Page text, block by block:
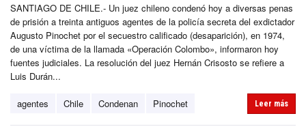
SANTIAGO DE CHILE.- Un juez chileno condenó hoy a diversas penas
de prisión a treinta antiguos agentes de la policía secreta del exdictador
Augusto Pinochet por el secuestro calificado (desaparición), en 1974,
de una víctima de la llamada «Operación Colombo», informaron hoy
fuentes judiciales. La resolución del juez Hernán Crisosto se refiere a
Luis Durán...
agentes Chile Condenan Pinochet Leer más